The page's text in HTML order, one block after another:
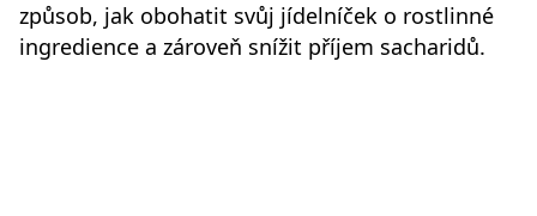
způsob, jak obohatit svůj jídelníček o rostlinné
ingredience a zároveň snížit příjem sacharidů.